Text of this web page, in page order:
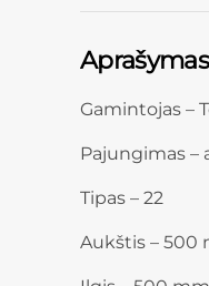
Aprašymas
Gamintojas –
Pajungimas –
Tipas – 22
Aukštis – 500